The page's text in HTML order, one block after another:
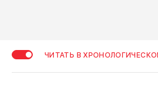
ЧИТАТЬ В